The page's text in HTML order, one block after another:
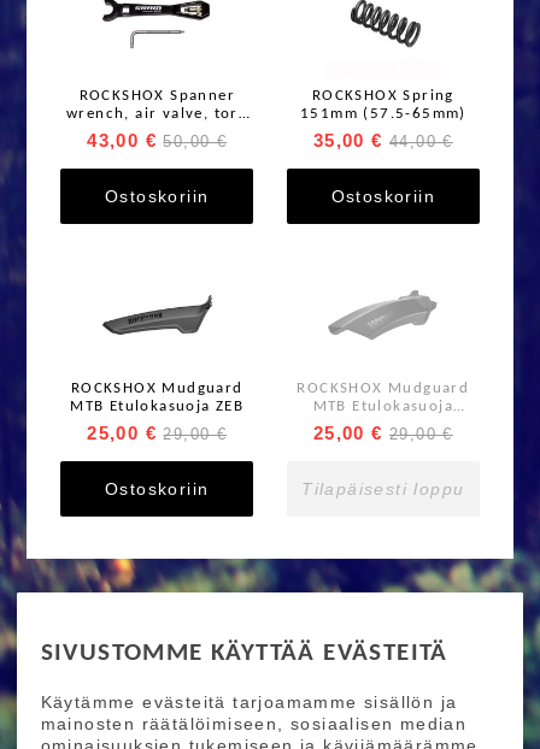
SIVUSTOMME KÄYTTÄÄ EVÄSTEITÄ
Käytämme evästeitä tarjoamamme sisällön ja
mainosten räätälöimiseen, sosiaalisen median
ominaisuuksien tukemiseen ja kävijämäärämme
ROCKSHOX Spanner
wrench, air valve, torx
tool For Vivid and Vivid
Air
43,00 € 50,00 €
Ostoskoriin
ROCKSHOX Spring
151mm (57.5-65mm)
35,00 € 44,00 €
Ostoskoriin
ROCKSHOX Mudguard
MTB Etulokasuoja ZEB
25,00 € 29,00 €
Ostoskoriin
ROCKSHOX Mudguard
MTB Etulokasuoja
Lyrik/Pike
25,00 € 29,00 €
Tilapäisesti loppu
Ride More – Pyöräkauppa ja pyörähuolto
Helsingissä